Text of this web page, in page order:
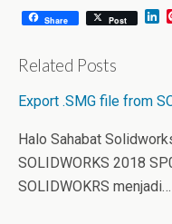
Share Post
L
I
Related Posts
Export .SMG file from
Halo Sahabat
SOLIDWORKS 2018
SOLIDWOKRS menjadi…